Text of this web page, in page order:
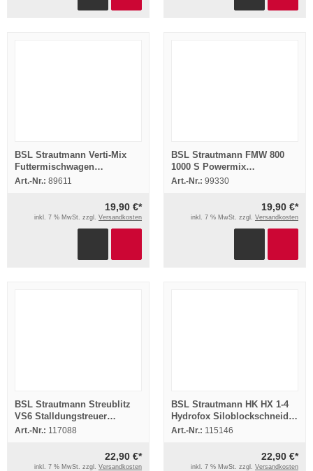
BSL Strautmann Verti-Mix
Futtermischwagen
Betriebsanleitung Wartung
Art.-Nr.: 89611
19,90 €*
inkl. 7 % MwSt. zzgl. Versandkosten
BSL Strautmann FMW 800
1000 S Powermix
Futtermischwagen
Art.-Nr.: 99330
19,90 €*
inkl. 7 % MwSt. zzgl. Versandkosten
BSL Strautmann Streublitz
VS6 Stalldungstreuer
Betriebsanleitung
Art.-Nr.: 117088
22,90 €*
inkl. 7 % MwSt. zzgl. Versandkosten
BSL Strautmann HK HX 1-4
Hydrofox Siloblockschneider
Betriebsanleitung 2003
Art.-Nr.: 115146
22,90 €*
inkl. 7 % MwSt. zzgl. Versandkosten